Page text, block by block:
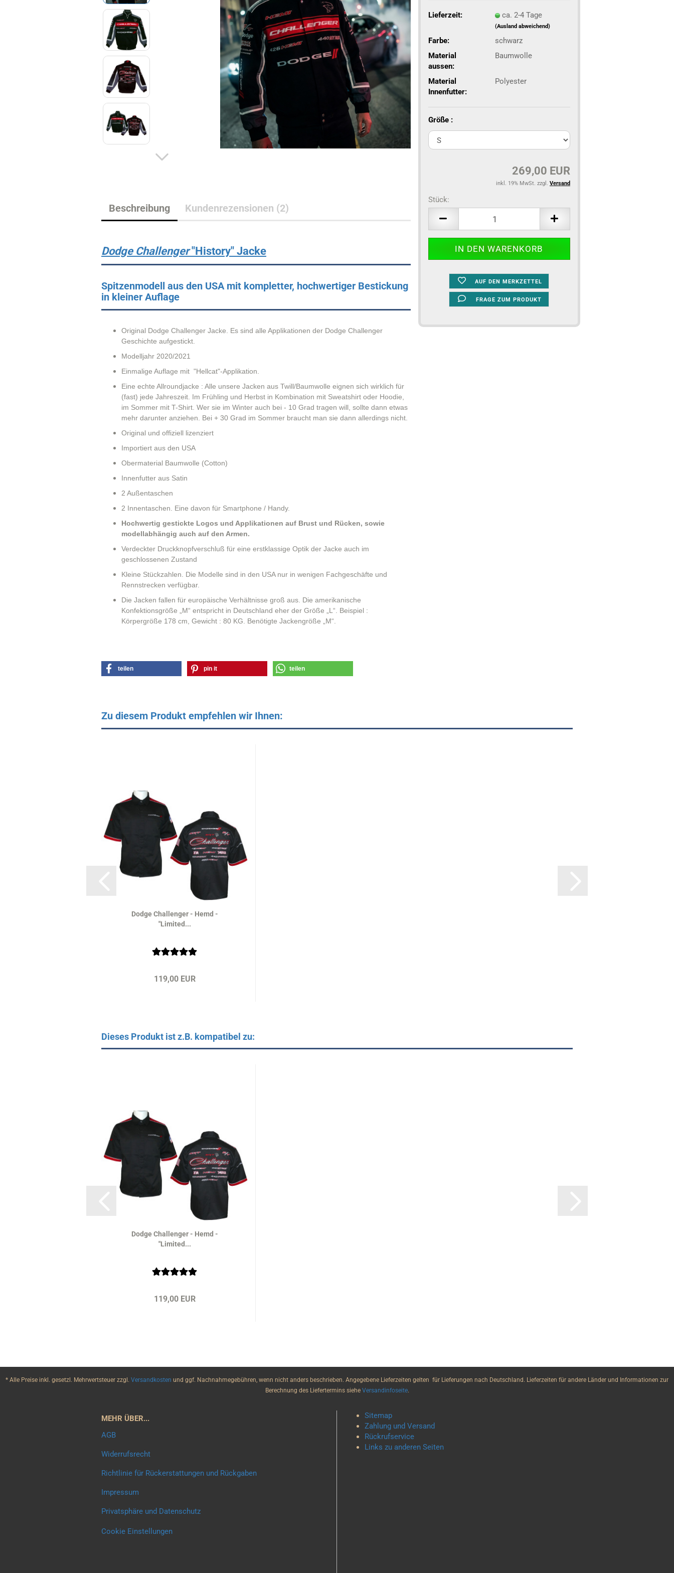
Chevrolet Hoodies &
Sweatshirts
Chevrolet Hemden & Polos
Chevrolet Caps
Chevrolet T-Shirts
Camaro Caps
Camaro Jacken
Camaro Hoodies &
Sweatshirts
Camaro T-Shirts
Corvette Jacken
Corvette Hoodies &
Sweatshirts
Corvette Hemden & Polos
Corvette T-Shirts
Corvette Caps
Lieferzeit: ca. 2-4 Tage
(Ausland abweichend)
Farbe:
schwarz
Material
aussen:
Baumwolle
Material
Innenfutter:
Polyester
Größe :
269,00 EUR
inkl. 19% MwSt. zzgl. Versand
Stück:
Stück
AUF DEN MERKZETTEL
FRAGE ZUM PRODUKT
Beschreibung Kundenrezensionen (2)
Dodge Challenger"History" Jacke
Spitzenmodell aus den USA mit kompletter, hochwertiger Bestickung
in kleiner Auflage
Original Dodge Challenger Jacke. Es sind alle Applikationen der Dodge Challenger
Geschichte aufgestickt.
Modelljahr 2020/2021
Einmalige Auflage mit "Hellcat"-Applikation.
Eine echte Allroundjacke : Alle unsere Jacken aus Twill/Baumwolle eignen sich wirklich für
(fast) jede Jahreszeit. Im Frühling und Herbst in Kombination mit Sweatshirt oder Hoodie,
im Sommer mit T-Shirt. Wer sie im Winter auch bei - 10 Grad tragen will, sollte dann etwas
mehr darunter anziehen. Bei + 30 Grad im Sommer braucht man sie dann allerdings nicht.
Original und offiziell lizenziert
Importiert aus den USA
Obermaterial Baumwolle (Cotton)
Innenfutter aus Satin
2 Außentaschen
2 Innentaschen. Eine davon für Smartphone / Handy.
Hochwertig gestickte Logos und Applikationen auf Brust und Rücken, sowie
modellabhängig auch auf den Armen.
Verdeckter Druckknopfverschluß für eine erstklassige Optik der Jacke auch im
geschlossenen Zustand
Kleine Stückzahlen. Die Modelle sind in den USA nur in wenigen Fachgeschäfte und
Rennstrecken verfügbar.
Die Jacken fallen für europäische Verhältnisse groß aus. Die amerikanische
Konfektionsgröße „M“ entspricht in Deutschland eher der Größe „L“. Beispiel :
Körpergröße 178 cm, Gewicht : 80 KG. Benötigte Jackengröße „M“.
teilen pin it teilen
Zu diesem Produkt empfehlen wir Ihnen:
Dodge Challenger - Hemd -
"Limited...
119,00 EUR
Dieses Produkt ist z.B. kompatibel zu:
Dodge Challenger - Hemd -
"Limited...
119,00 EUR
* Alle Preise inkl. gesetzl. Mehrwertsteuer zzgl. Versandkosten und ggf. Nachnahmegebühren, wenn nicht anders beschrieben. Angegebene Lieferzeiten gelten für Lieferungen nach Deutschland. Lieferzeiten für andere Länder und Informationen zur
Berechnung des Liefertermins siehe Versandinfoseite.
MEHR ÜBER...
AGB
Widerrufsrecht
Richtlinie für Rückerstattungen und Rückgaben
Impressum
Privatsphäre und Datenschutz
Cookie Einstellungen
Sitemap
Zahlung und Versand
Rückrufservice
Links zu anderen Seiten